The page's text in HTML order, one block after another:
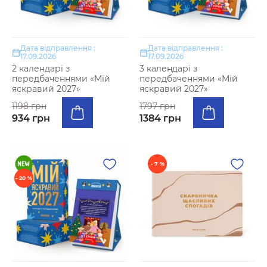
Дата відправлення :
17.09.2026
2 календарі з
передбаченнями «Мій
яскравий 2027»
1198 грн
934 грн
Дата відправлення :
17.09.2026
3 календарі з
передбаченнями «Мій
яскравий 2027»
1797 грн
1384 грн
- 20 %
- 7 %